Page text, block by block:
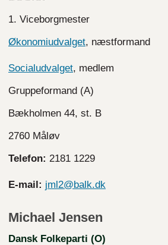
1. Viceborgmester
Økonomiudvalget, næstformand
Socialudvalget, medlem
Gruppeformand (A)
Bækholmen 44, st. B
2760 Måløv
Telefon: 2181 1229
E-mail: jml2@balk.dk
Michael Jensen
Dansk Folkeparti (O)